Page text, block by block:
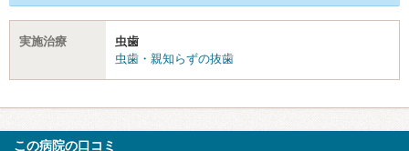
実施治療
虫歯
虫歯・親知らずの抜歯
この病院の口コミ